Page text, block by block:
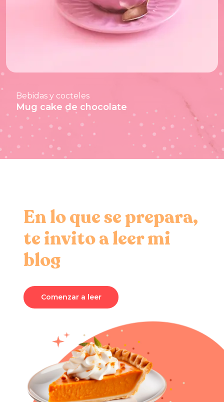
Bebidas y cocteles
Mug cake de chocolate
En lo que se prepara,
te invito a leer mi
blog
Comenzar a leer